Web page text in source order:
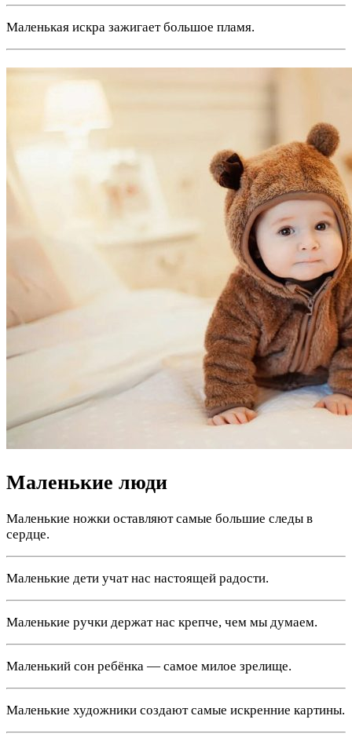
Маленькая искра зажигает большое пламя.
Маленькие люди
Маленькие ножки оставляют самые большие следы в
сердце.
Маленькие дети учат нас настоящей радости.
Маленькие ручки держат нас крепче, чем мы думаем.
Маленький сон ребёнка — самое милое зрелище.
Маленькие художники создают самые искренние картины.